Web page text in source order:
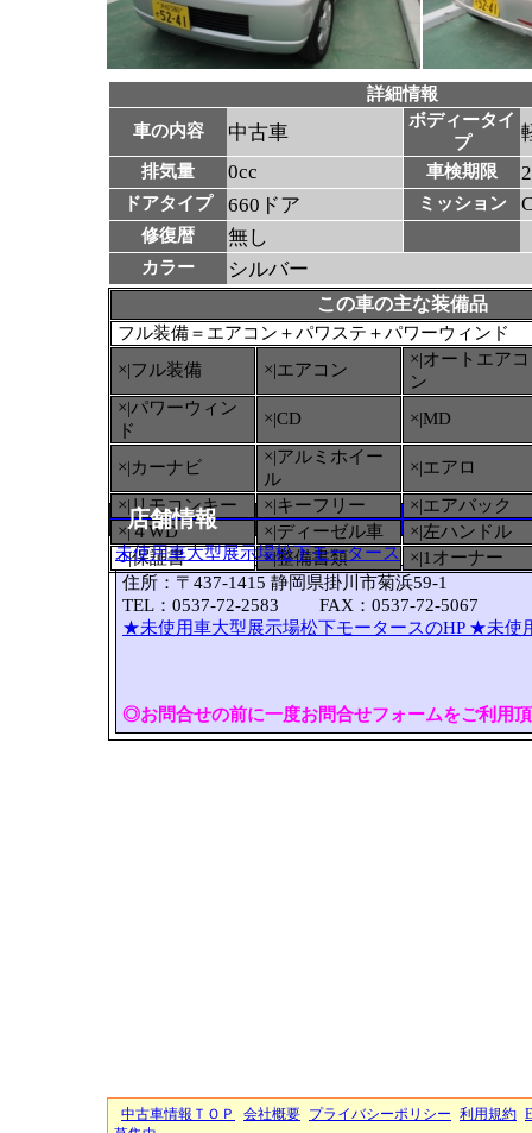
詳細情報
車の内容
中古車
ボディータイ
プ
排気量 0cc 車検期限
ドアタイプ 660ドア ミッション
修復暦 無し
カラー シルバー
この車の主な装備品
フル装備＝エアコン＋パワステ＋パワーウィンド
×|フル装備
×|エアコン
×|オートエアコ
ン
×|パワーウィン
ド
×|CD ×|MD
×|カーナビ
×|アルミホイー
ル
×|エアロ
×|リモコンキー
×|キーフリー
×|エアバック
×|４WD
×|ディーゼル車
×|左ハンドル
○|保証書 ×|整備書類 ×|1オーナー
店舗情報
未使用車大型展示場松下モータース
住所：〒437-1415 静岡県掛川市菊浜59-1
TEL：0537-72-2583 FAX：0537-72-5067
★未使用車大型展示場松下モータースのHP ★未使
◎お問合せの前に一度お問合せフォームをご利用
中古車情報ＴＯＰ 会社概要 プライバシーポリシー 利用規約